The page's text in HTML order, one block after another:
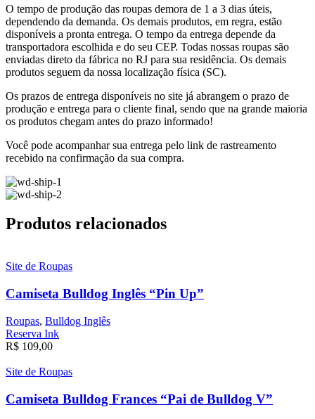
O tempo de produção das roupas demora de 1 a 3 dias úteis,
dependendo da demanda. Os demais produtos, em regra, estão
disponíveis a pronta entrega. O tempo da entrega depende da
transportadora escolhida e do seu CEP. Todas nossas roupas são
enviadas direto da fábrica no RJ para sua residência. Os demais
produtos seguem da nossa localização física (SC).
Os prazos de entrega disponíveis no site já abrangem o prazo de
produção e entrega para o cliente final, sendo que na grande maioria
os produtos chegam antes do prazo informado!
Você pode acompanhar sua entrega pelo link de rastreamento
recebido na confirmação da sua compra.
Produtos relacionados
Site de Roupas
Camiseta Bulldog Inglês “Pin Up”
Roupas, Bulldog Inglês
Reserva Ink
R$ 109,00
Site de Roupas
Camiseta Bulldog Frances “Pai de Bulldog V”